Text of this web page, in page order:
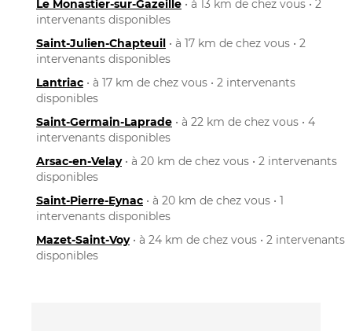
Le Monastier-sur-Gazeille • à 13 km de chez vous • 2
intervenants disponibles
Saint-Julien-Chapteuil • à 17 km de chez vous • 2
intervenants disponibles
Lantriac • à 17 km de chez vous • 2 intervenants
disponibles
Saint-Germain-Laprade • à 22 km de chez vous • 4
intervenants disponibles
Arsac-en-Velay• à 20 km de chez vous • 2 intervenants
disponibles
Saint-Pierre-Eynac • à 20 km de chez vous • 1
intervenants disponibles
Mazet-Saint-Voy• à 24 km de chez vous • 2 intervenants
disponibles